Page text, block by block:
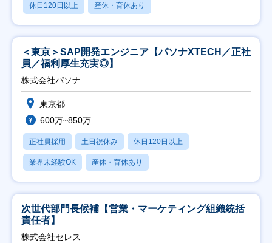
休日120日以上 産休・育休あり
＜東京＞SAP開発エンジニア【パソナXTECH／正社
員／福利厚生充実◎】
株式会社パソナ
東京都
600万~850万
正社員採用 土日祝休み 休日120日以上
業界未経験OK 産休・育休あり
次世代部門長候補【営業・マーケティング組織統括
責任者】
株式会社セレス